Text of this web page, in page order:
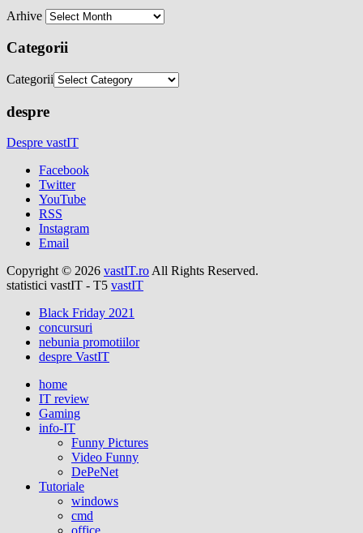
Arhive
Categorii
Categorii
despre
Despre vastIT
Facebook
Twitter
YouTube
RSS
Instagram
Email
Copyright © 2026 vastIT.roAll Rights Reserved.
statistici vastIT - T5 vastIT
Black Friday 2021
concursuri
nebunia promotiilor
despre VastIT
home
IT review
Gaming
info-IT
Funny Pictures
Video Funny
DePeNet
Tutoriale
windows
cmd